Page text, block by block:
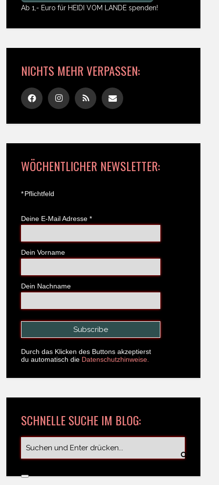
Ab 1,- Euro für HEIDI VOM LANDE spenden!
NICHTS MEHR VERPASSEN:
WÖCHENTLICHER NEWSLETTER:
*Pflichtfeld
Deine E-Mail Adresse *
Dein Vorname
Dein Nachname
Durch das Klicken des Buttons akzeptierst
du automatisch die Datenschutzhinweise.
SCHNELLE SUCHE IM BLOG: